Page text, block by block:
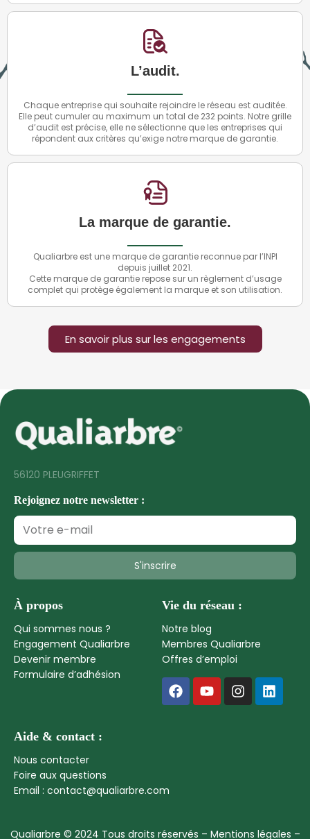
L’audit.
Chaque entreprise qui souhaite rejoindre le réseau est auditée.
Elle peut cumuler au maximum un total de 232 points. Notre grille
d’audit est précise, elle ne sélectionne que les entreprises qui
répondent aux critères qu’exige notre marque de garantie.
La marque de garantie.
Qualiarbre est une marque de garantie reconnue par l’INPI
depuis juillet 2021.
Cette marque de garantie repose sur un règlement d’usage
complet qui protège également la marque et son utilisation.
En savoir plus sur les engagements
56120 PLEUGRIFFET
Rejoignez notre newsletter :
S'inscrire
À propos
Qui sommes nous ?
Engagement Qualiarbre
Devenir membre
Formulaire d’adhésion
Vie du réseau :
Notre blog
Membres Qualiarbre
Offres d’emploi
Aide & contact :
Nous contacter
Foire aux questions
Email : contact@qualiarbre.com
Qualiarbre © 2024 Tous droits réservés – Mentions légales –